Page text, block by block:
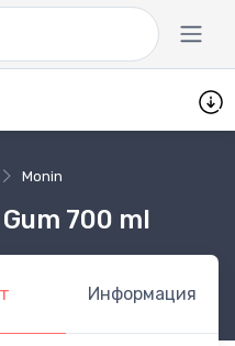
Monin
700 ml
Информация